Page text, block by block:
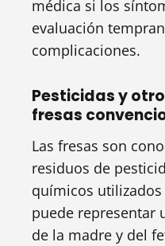
médica si los
evaluación
complicaciones.
Pesticidas y
fresas
Las fresas son
residuos de
químicos
puede representar
de la madre y del